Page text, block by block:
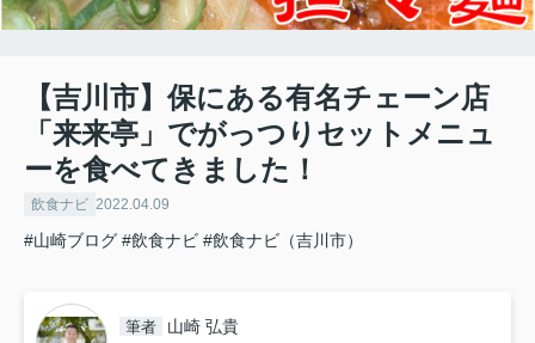
【吉川市】保にある有名チェーン店
「来来亭」でがっつりセットメニュ
ーを食べてきました！
飲食ナビ 2022.04.09
#山崎ブログ #飲食ナビ #飲食ナビ（吉川市）
筆者 山崎 弘貴